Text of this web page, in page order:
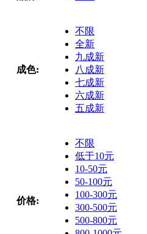
成色:
不限
全新
九成新
八成新
七成新
六成新
五成新
价格:
不限
低于10元
10-50元
50-100元
100-300元
300-500元
500-800元